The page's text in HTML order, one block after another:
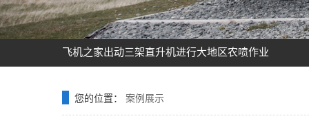
张家口直升机草原天路空中旅游正式开启
飞机之家出动三架直升机进行大地区农喷作业
价值近600万的罗宾逊R44开始空中飞播造林
花漾九江-追浔清明-最美人间四月天-去庐山西海踏青
飞机之家龙虎山清明节踏青之旅正式开启
飞机之家空中广告引爆山西吕梁中阳县上空
您的位置： 案例展示